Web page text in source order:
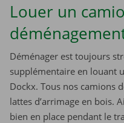
Louer un
Déménager est toujours
supplémentaire en louant
Dockx. Tous nos camions
lattes d’arrimage en bois.
bien en place pendant le